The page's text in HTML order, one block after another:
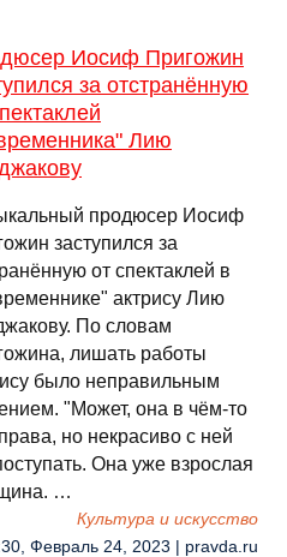
Иосиф Пригожин
за отстранённую
Лию
продюсер Иосиф
заступился за
от спектаклей в
актрису Лию
По словам
лишать работы
было неправильным
"Может, она в чём-то
но некрасиво с ней
Она уже взрослая
…
Культура и искусство
Февраль 24, 2023 | pravda.ru